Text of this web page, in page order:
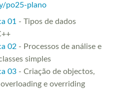
po25-plano
01 - Tipos de dados
02 - Processos de análise e
simples
03 - Criação de objectos,
e overriding